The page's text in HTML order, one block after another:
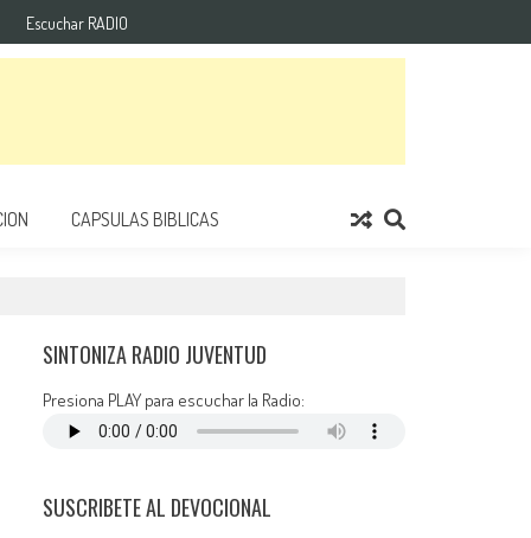
Escuchar RADIO
CAPSULAS BIBLICAS
SINTONIZA RADIO JUVENTUD
Presiona PLAY para escuchar la Radio:
SUSCRIBETE AL DEVOCIONAL